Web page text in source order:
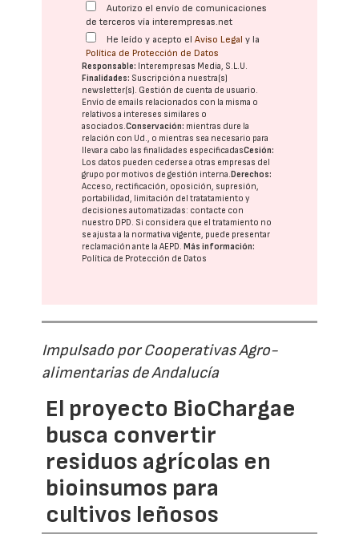
Autorizo el envío de comunicaciones
de terceros vía interempresas.net
He leído y acepto elAviso Legal y la
Política de Protección de Datos
Responsable: Interempresas Media, S.L.U.
Finalidades: Suscripción a nuestra(s)
newsletter(s). Gestión de cuenta de usuario.
Envío de emails relacionados con la misma o
relativos a intereses similares o
asociados.Conservación: mientras dure la
relación con Ud., o mientras sea necesario para
llevar a cabo las finalidades especificadasCesión:
Los datos pueden cederse a otras empresas del
grupo por motivos de gestión interna. Derechos:
Acceso, rectificación, oposición, supresión,
portabilidad, limitación del tratatamiento y
decisiones automatizadas: contacte con
nuestro DPD. Si considera que el tratamiento no
se ajusta a la normativa vigente, puede presentar
reclamación ante laAEPD. Más información:
Política de Protección de Datos
Impulsado por Cooperativas Agro-
alimentarias de Andalucía
El proyecto BioChargae
busca convertir
residuos agrícolas en
bioinsumos para
cultivos leñosos